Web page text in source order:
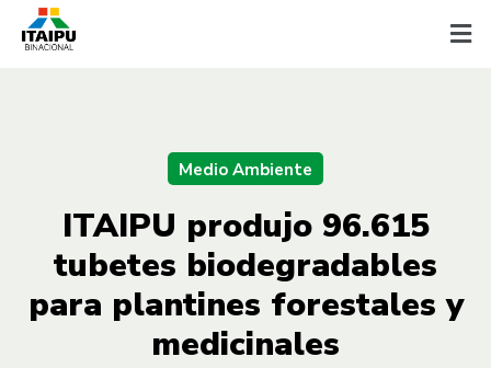
Medio Ambiente
ITAIPU produjo 96.615
tubetes biodegradables
para plantines forestales y
medicinales